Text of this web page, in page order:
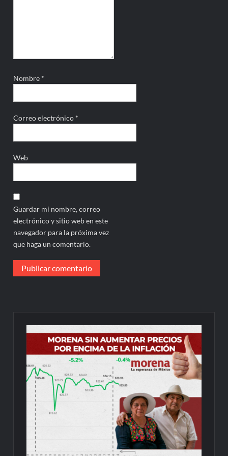
Nombre *
Correo electrónico *
Web
Guardar mi nombre, correo
electrónico y sitio web en este
navegador para la próxima vez
que haga un comentario.